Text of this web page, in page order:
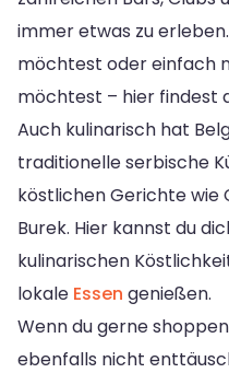
immer etwas zu
möchtest oder einfach
möchtest – hier findest
Auch kulinarisch hat
traditionelle serbische
köstlichen Gerichte wie
Burek. Hier kannst du
kulinarischen
lokale Essen genießen.
Wenn du gerne
ebenfalls nicht